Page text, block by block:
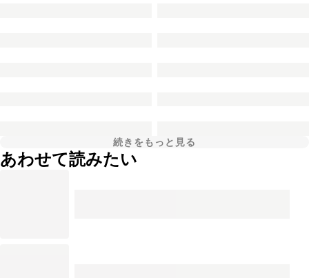
続きをもっと見る
あわせて読みたい